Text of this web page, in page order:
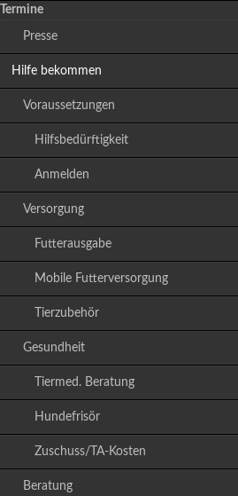
Termine
Presse
Hilfe bekommen
Voraussetzungen
Hilfsbedürftigkeit
Anmelden
Versorgung
Futterausgabe
Mobile Futterversorgung
Tierzubehör
Gesundheit
Tiermed. Beratung
Hundefrisör
Zuschuss/TA-Kosten
Beratung